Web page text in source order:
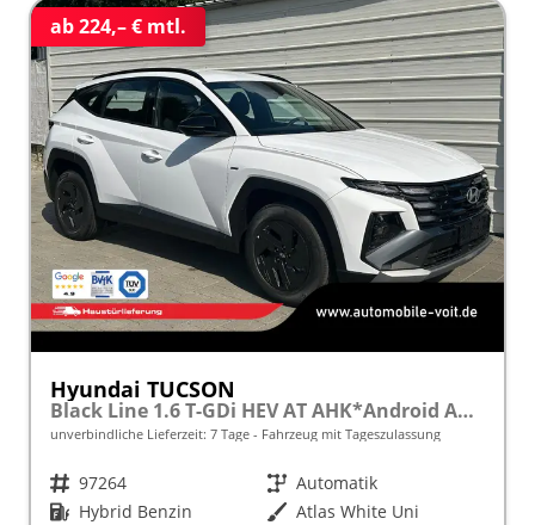
ab 224,– € mtl.
Hyundai TUCSON
Black Line 1.6 T-GDi HEV AT AHK*Android Auto*Navi*SHZ*Kamera*2Z Klimaauto*
unverbindliche Lieferzeit: 7 Tage Fahrzeug mit Tageszulassung
Fahrzeugnr. 97264 Getriebe Automatik
Kraftstoff Hybrid Benzin Außenfarbe Atlas White Uni